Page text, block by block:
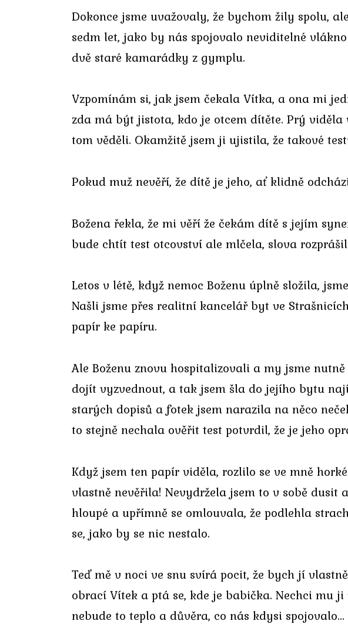
Dokonce jsme uvažovaly, že bychom žily spolu,
sedm let, jako by nás spojovalo neviditelné
dvě staré kamarádky z gymplu.
Vzpomínám si, jak jsem čekala Vítka, a ona mi
zda má být jistota, kdo je otcem dítěte. Prý
tom věděli. Okamžitě jsem ji ujistila, že takové
Pokud muž nevěří, že dítě je jeho, ať klidně
Božena řekla, že mi věří že čekám dítě s jejím
bude chtít test otcovství ale mlčela, slova
Letos v létě, když nemoc Boženu úplně složila,
Našli jsme přes realitní kancelář byt ve
papír ke papíru.
Ale Boženu znovu hospitalizovali a my jsme
dojít vyzvednout, a tak jsem šla do jejího bytu
starých dopisů a fotek jsem narazila na něco
to stejně nechala ověřit test potvrdil, že je jeho
Když jsem ten papír viděla, rozlilo se ve mně
vlastně nevěřila! Nevydržela jsem to v sobě dusit
hloupé a upřímně se omlouvala, že podlehla
se, jako by se nic nestalo.
Teď mě v noci ve snu svírá pocit, že bych jí
obrací Vítek a ptá se, kde je babička. Nechci mu
nebude to teplo a důvěra, co nás kdysi spojovalo…